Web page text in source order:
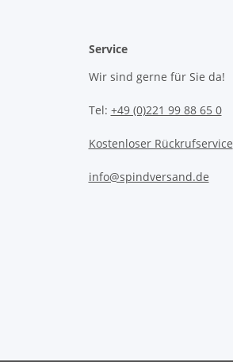
Service
Wir sind gerne für Sie da!
Tel: +49 (0)221 99 88 65 0
Kostenloser Rückrufservice
info@spindversand.de